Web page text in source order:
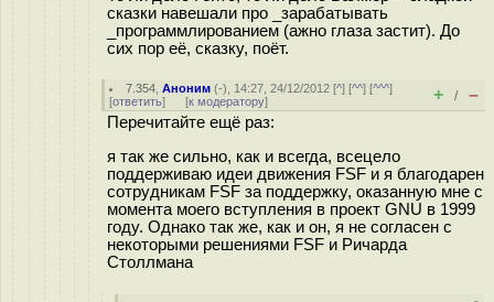
сказки навешали про _зарабатывать
_программлированием (ажно глаза застит). До
сих пор её, сказку, поёт.
7.354 ,Аноним (-), 14:27, 24/12/2012 [^] [^^] [^^^]
[ответить] [к модератору] + / –
Перечитайте ещё раз:
я так же сильно, как и всегда, всецело
поддерживаю идеи движения FSF и я благодарен
сотрудникам FSF за поддержку, оказанную мне с
момента моего вступления в проект GNU в 1999
году. Однако так же, как и он, я не согласен с
некоторыми решениями FSF и Ричарда
Столлмана